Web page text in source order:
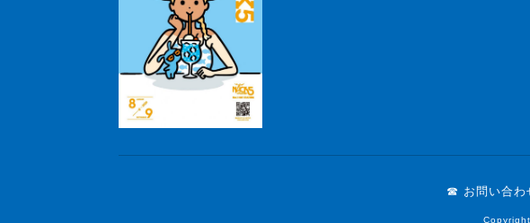
☎ お問い合わ